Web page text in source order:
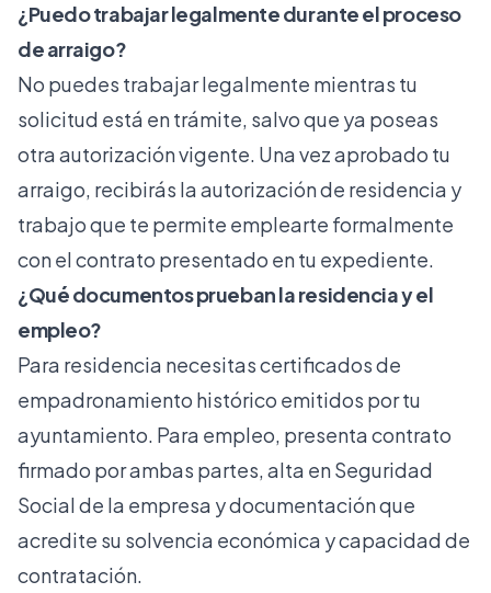
¿Puedo trabajar legalmente durante el proceso
de arraigo?
No puedes trabajar legalmente mientras tu
solicitud está en trámite, salvo que ya poseas
otra autorización vigente. Una vez aprobado tu
arraigo, recibirás la autorización de residencia y
trabajo que te permite emplearte formalmente
con el contrato presentado en tu expediente.
¿Qué documentos prueban la residencia y el
empleo?
Para residencia necesitas certificados de
empadronamiento histórico emitidos por tu
ayuntamiento. Para empleo, presenta contrato
firmado por ambas partes, alta en Seguridad
Social de la empresa y documentación que
acredite su solvencia económica y capacidad de
contratación.